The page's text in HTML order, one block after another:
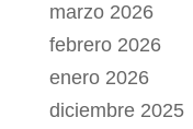
marzo 2026
febrero 2026
enero 2026
diciembre 2025